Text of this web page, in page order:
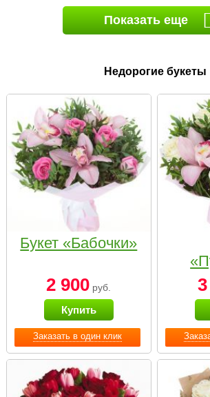
Показать еще
Недорогие букеты
Заказать в один клик
Букет «Бабочки»
2 900 руб.
Купить